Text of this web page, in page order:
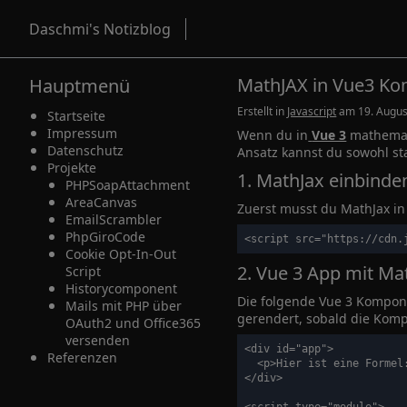
Daschmi's Notizblog
Hauptmenü
Startseite
Impressum
Datenschutz
Projekte
PHPSoapAttachment
AreaCanvas
EmailScrambler
PhpGiroCode
Cookie Opt-In-Out
Script
Historycomponent
Mails mit PHP über
OAuth2 und Office365
versenden
Referenzen
MathJAX in Vue3
Erstellt in Javascriptam 19.
Wenn du in Vue 3
Ansatz kannst du sowohl
1. MathJax
Zuerst musst du MathJax
<script src="https://
2. Vue 3 App mit
Die folgende Vue 3
gerendert, sobald die
<div id="app">
<p>Hier ist eine
</div>